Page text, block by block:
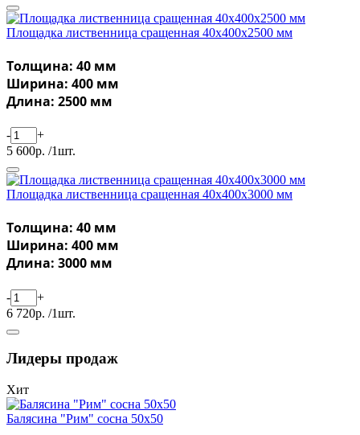
Площадка лиственница сращенная 40х400х2500 мм
Толщина: 40 мм
Ширина: 400 мм
Длина: 2500 мм
-
+
5 600р. /1шт.
Площадка лиственница сращенная 40х400х3000 мм
Толщина: 40 мм
Ширина: 400 мм
Длина: 3000 мм
-
+
6 720р. /1шт.
Лидеры продаж
Хит
Балясина "Рим" сосна 50х50